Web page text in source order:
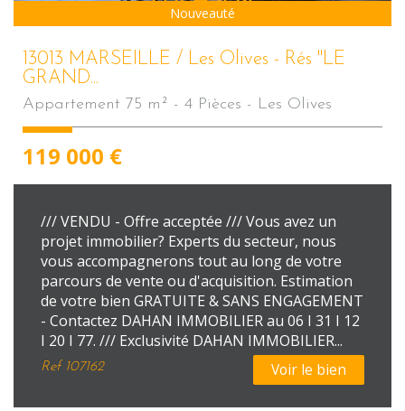
Nouveauté
13013 MARSEILLE / Les Olives - Rés "LE
GRAND...
Appartement 75 m² - 4 Pièces - Les Olives
119 000 €
/// VENDU - Offre acceptée /// Vous avez un
projet immobilier? Experts du secteur, nous
vous accompagnerons tout au long de votre
parcours de vente ou d'acquisition. Estimation
de votre bien GRATUITE & SANS ENGAGEMENT
- Contactez DAHAN IMMOBILIER au 06 I 31 I 12
I 20 I 77. /// Exclusivité DAHAN IMMOBILIER...
Ref107162 Voir le bien